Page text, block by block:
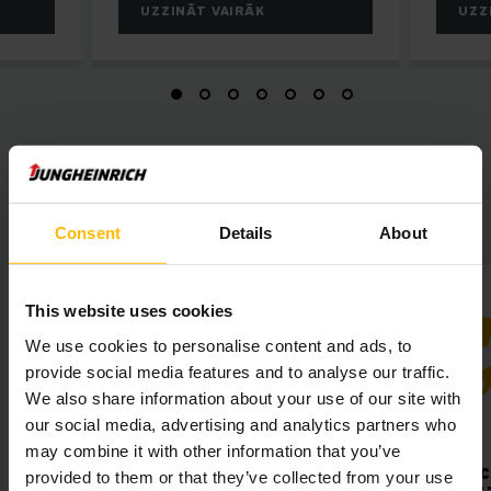
Consent Details About
This website uses cookies
We use cookies to personalise content and ads, to
provide social media features and to analyse our traffic.
We also share information about your use of our site with
our social media, advertising and analytics partners who
may combine it with other information that you’ve
provided to them or that they’ve collected from your use
UZZINĀT VAIRĀK
Stemeseder īsumā
Maksimāla caurlaides
Augsta